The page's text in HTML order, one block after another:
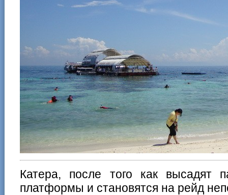
Катера, после того как высадят
платформы и становятся на рейд